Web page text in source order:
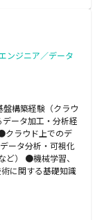
ンジニア／データ
構築経験（クラウ
ータ加工・分析経
クラウド上でのデ
ータ分析・可視化
ど） ●機械学習、
に関する基礎知識